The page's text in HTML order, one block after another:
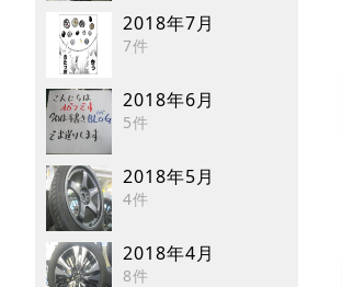
2018年7月
7件
2018年6月
5件
2018年5月
4件
2018年4月
8件